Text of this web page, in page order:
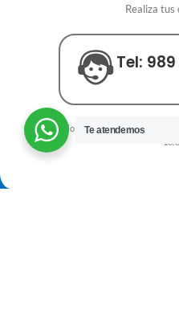
Realiza tus
Tel: 989
Horario de atención al cliente y
Teatendemos